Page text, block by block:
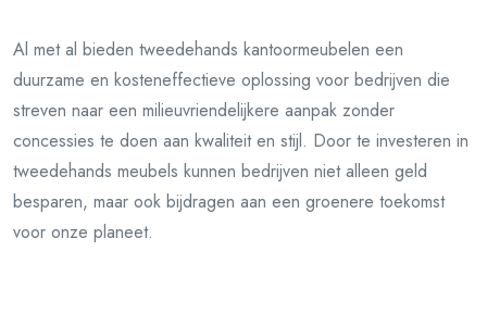
Al met al bieden tweedehands kantoormeubelen een
duurzame en kosteneffectieve oplossing voor bedrijven die
streven naar een milieuvriendelijkere aanpak zonder
concessies te doen aan kwaliteit en stijl. Door te investeren in
tweedehands meubels kunnen bedrijven niet alleen geld
besparen, maar ook bijdragen aan een groenere toekomst
voor onze planeet.